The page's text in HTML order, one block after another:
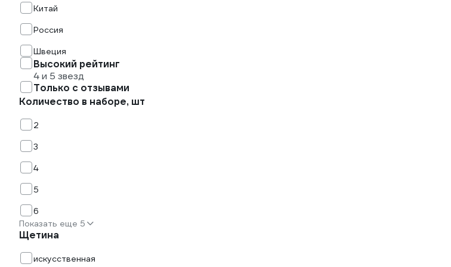
Китай
Россия
Швеция
Высокий рейтинг
4 и 5 звезд
Только с отзывами
Количество в наборе, шт
2
3
4
5
6
Показать еще 5
Щетина
искусственная